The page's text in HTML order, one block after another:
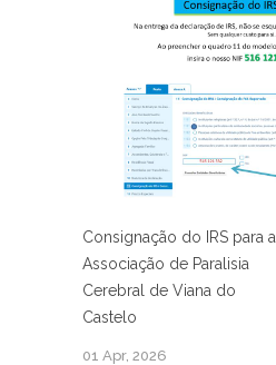
Consignação do IRS para a
Associação de Paralisia
Cerebral de Viana do
Castelo
01 Apr, 2026